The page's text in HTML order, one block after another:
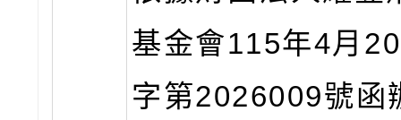
基金會115年4月
字第2026009號函